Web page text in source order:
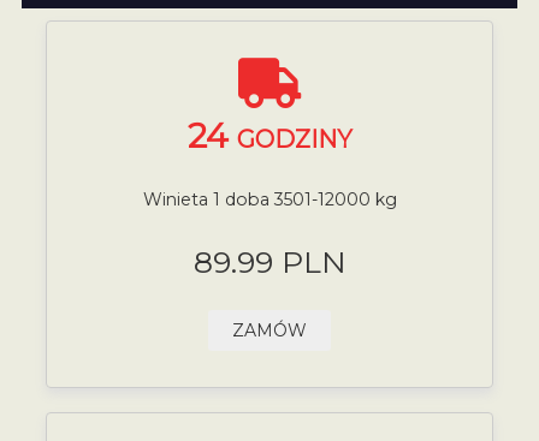
24 GODZINY
Winieta 1 doba 3501-12000 kg
89.99 PLN
ZAMÓW